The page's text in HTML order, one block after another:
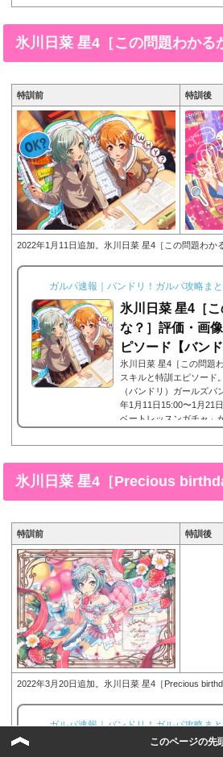
4、氷川日菜 星4［run-A-
日菜 星4［run-A-way］※
像拡大可能■特訓前■特訓
菜(ひかわひな)所属バン
氷川日菜 星4［この問題わかる
特訓前 特訓後
2022年1月11日追加。氷川日菜 星4［この問題わか
ガルパ速報｜バンドリ！ガルパ攻略ま
氷川日菜 星4［
な？］評価・画
ピソード【バン
氷川日菜 星4［この問題
スキルと特訓エピソード
（バンドリ）ガールズ
年1月11日15:00〜1月21
ベートレッスンガチャ」
菜の星4、氷川日菜 星4
わかるかな？］※画像を
能■特訓前■特訓後■S...
氷川日菜 星4［Precious
特訓前 特訓後
2022年3月20日追加。氷川日菜 星4［Precious
ガルパ速報｜バンドリ！ガルパ攻略ま
氷川日菜 星4［
このページの先